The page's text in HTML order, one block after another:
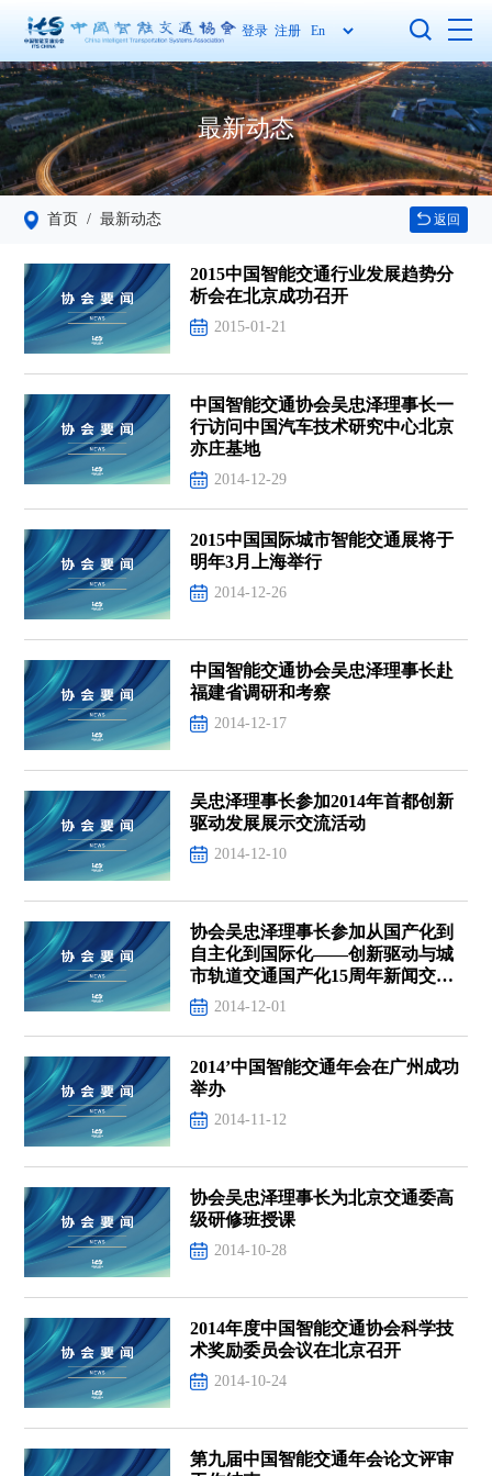
登录注册
最新动态
首页 / 最新动态 返回
2015中国智能交通行业发展趋势分
析会在北京成功召开
2015-01-21
中国智能交通协会吴忠泽理事长一
行访问中国汽车技术研究中心北京
亦庄基地
2014-12-29
2015中国国际城市智能交通展将于
明年3月上海举行
2014-12-26
中国智能交通协会吴忠泽理事长赴
福建省调研和考察
2014-12-17
吴忠泽理事长参加2014年首都创新
驱动发展展示交流活动
2014-12-10
协会吴忠泽理事长参加从国产化到
自主化到国际化——创新驱动与城
市轨道交通国产化15周年新闻交流
研讨会2014-12-01
2014’中国智能交通年会在广州成功
举办
2014-11-12
协会吴忠泽理事长为北京交通委高
级研修班授课
2014-10-28
2014年度中国智能交通协会科学技
术奖励委员会议在北京召开
2014-10-24
第九届中国智能交通年会论文评审